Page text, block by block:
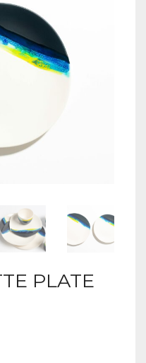
PLATE